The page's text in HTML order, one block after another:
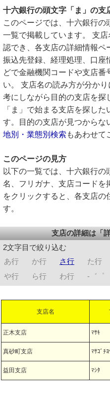
十六銀行の頭文字「ま」の支
このページでは、十六銀行
一覧で掲載しています。 支
認でき、各支店の詳細情報ペ
振込先登録、経理処理、口座
どで金融機関コードや支店番
い。 支店名の読み方が分か
考にしながら目的の支店を探
「ま」で始まる支店を探し
す。目的の支店が見つからな
地別・業態別検索 もあわせて
このページの見方
以下の一覧では、十六銀行
名、フリガナ、支店コードを
をクリックすると、各支店の
す。
支店の詳細は「
2文字目で絞り込む
あ行 か行 さ行 た行
や行
ら行 わ行 -゛゜
支店名
正木支店 ﾏｻｷ
真砂町支店 ﾏｻｺﾞﾁﾖ
益田支店 ﾏｼﾀ